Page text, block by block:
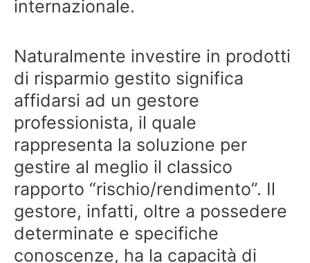
internazionale.
Naturalmente investire in prodotti
di risparmio gestito significa
affidarsi ad un gestore
professionista, il quale
rappresenta la soluzione per
gestire al meglio il classico
rapporto “rischio/rendimento”. Il
gestore, infatti, oltre a possedere
determinate e specifiche
conoscenze, ha la capacità di